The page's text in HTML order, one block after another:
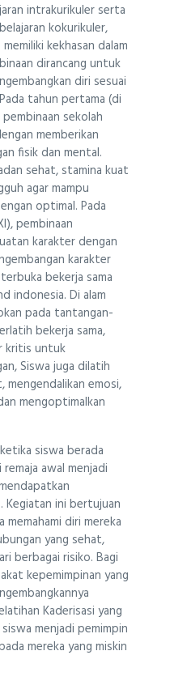
intrakurikuler serta
kokurikuler,
kekhasan dalam
dirancang untuk
diri sesuai
tahun pertama (di
sekolah
memberikan
fisik dan mental.
sehat, stamina kuat
agar mampu
optimal. Pada
pembinaan
karakter dengan
karakter
bekerja sama
indonesia. Di alam
pada tantangan-
bekerja sama,
kritis untuk
Siswa juga dilatih
mengendalikan emosi,
mengoptimalkan
siswa berada
awal menjadi
Kegiatan ini bertujuan
diri mereka
yang sehat,
berbagai risiko. Bagi
kepemimpinan yang
Kaderisasi yang
menjadi pemimpin
mereka yang miskin